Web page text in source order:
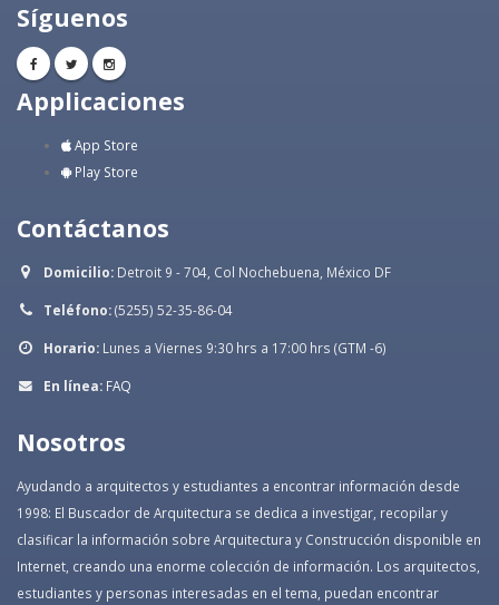
Síguenos
Applicaciones
App Store
Play Store
Contáctanos
Domicilio: Detroit 9 - 704, Col Nochebuena, México DF
Teléfono:(5255) 52-35-86-04
Horario: Lunes a Viernes 9:30 hrs a 17:00 hrs (GTM -6)
En línea: FAQ
Nosotros
Ayudando a arquitectos y estudiantes a encontrar información desde
1998: El Buscador de Arquitectura se dedica a investigar, recopilar y
clasificar la información sobre Arquitectura y Construcción disponible en
Internet, creando una enorme colección de información. Los arquitectos,
estudiantes y personas interesadas en el tema, puedan encontrar